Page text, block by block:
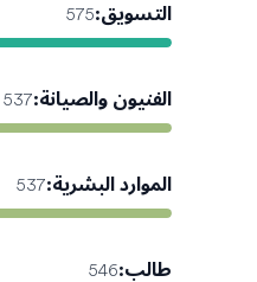
التسويق:
575
الفنيون والصيانة:
537
الموارد البشرية:
537
طالب:
546